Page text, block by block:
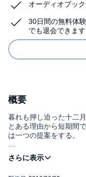
オーディオブッ
30日間の無料体
でも退会できます
概要
暮れも押し迫った十二月
とある理由から短期間
は一つの提案をする。
「ドリームランドで開
会に出場して、